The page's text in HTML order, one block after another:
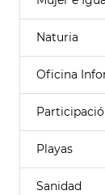
Naturia
Oficina
Playas
Sanidad